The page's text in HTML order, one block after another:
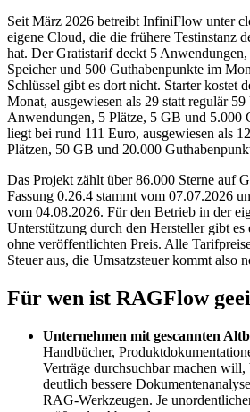
Seit März 2026 betreibt InfiniFlow unter
eigene Cloud, die die frühere Testinstanz
hat. Der Gratistarif deckt 5
Speicher und 500 Guthabenpunkte im
Schlüssel gibt es dort nicht. Starter kostet
Monat, ausgewiesen als 29 statt regulär
Anwendungen, 5 Plätze, 5 GB und 5.000
liegt bei rund 111 Euro, ausgewiesen als
Plätzen, 50 GB und 20.000
Das Projekt zählt über 86.000 Sterne auf
Fassung 0.26.4 stammt vom 07.07.2026
vom 04.08.2026. Für den Betrieb in der
Unterstützung durch den Hersteller gibt
ohne veröffentlichten Preis. Alle
Steuer aus, die Umsatzsteuer kommt also
Für wen ist RAGFlow
Unternehmen mit gescannten
Handbücher,
Verträge durchsuchbar machen
deutlich bessere
RAG-Werkzeugen. Je